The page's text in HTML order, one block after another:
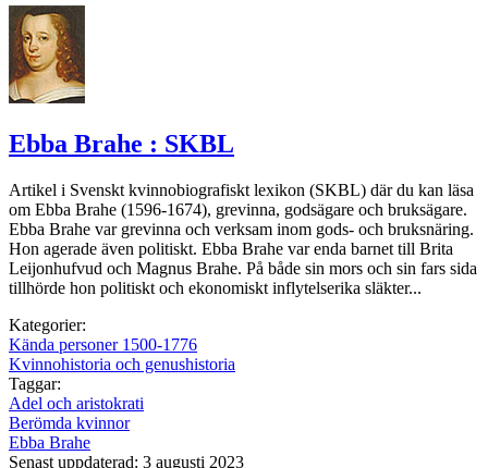
Ebba Brahe : SKBL
Artikel i Svenskt kvinnobiografiskt lexikon (SKBL) där du kan läsa
om Ebba Brahe (1596-1674), grevinna, godsägare och bruksägare.
Ebba Brahe var grevinna och verksam inom gods- och bruksnäring.
Hon agerade även politiskt. Ebba Brahe var enda barnet till Brita
Leijonhufvud och Magnus Brahe. På både sin mors och sin fars sida
tillhörde hon politiskt och ekonomiskt inflytelserika släkter...
Kategorier:
Kända personer 1500-1776
Kvinnohistoria och genushistoria
Taggar:
Adel och aristokrati
Berömda kvinnor
Ebba Brahe
Senast uppdaterad: 3 augusti 2023